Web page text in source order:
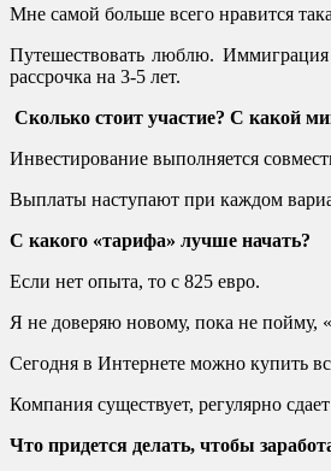
Мне самой больше всего нравится
Путешествовать люблю.
рассрочка на 3-5 лет.
Cколько стоит участие? С какой
Инвестирование выполняется
Выплаты наступают при каждом
С какого «тарифа» лучше начать?
Если нет опыта, то с 825 евро.
Я не доверяю новому, пока не пойму,
Cегодня в Интернете можно купить
Компания существует, регулярно
Что придется делать, чтобы